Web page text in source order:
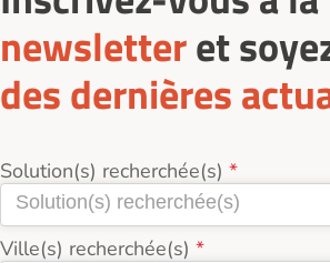
newsletteret
des dernières
Solution(s) recherchée(s)
Ville(s) recherchée(s)